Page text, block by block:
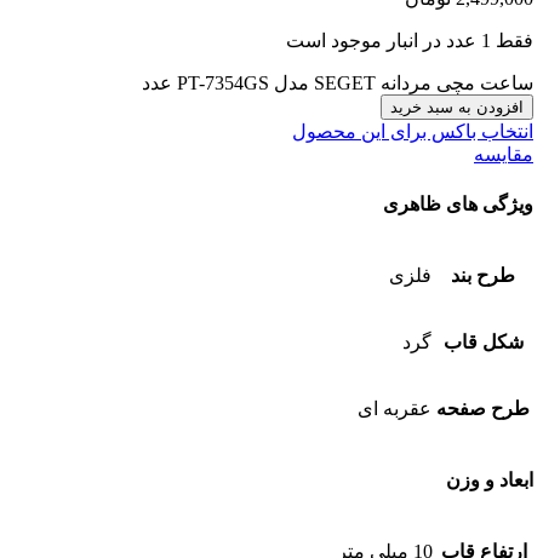
فقط 1 عدد در انبار موجود است
ساعت مچی مردانه SEGET مدل PT-7354GS عدد
افزودن به سبد خرید
انتخاب باکس برای این محصول
مقایسه
ویژگی های ظاهری
طرح بند فلزی
شکل قاب گرد
طرح صفحه عقربه ای
ابعاد و وزن
ارتفاع قاب 10 میلی متر